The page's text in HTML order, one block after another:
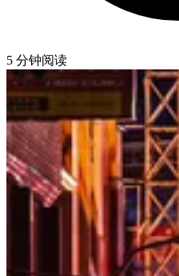
5 分钟阅读